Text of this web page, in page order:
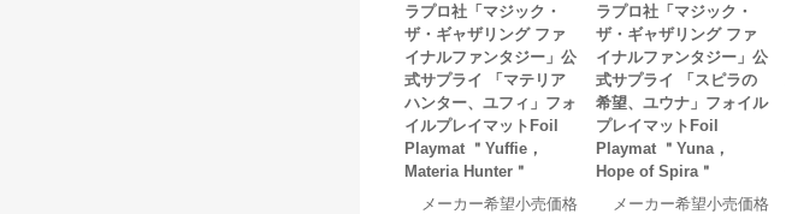
ラプロ社「マジック・
ザ・ギャザリング ファ
イナルファンタジー」公
式サプライ 「マテリア
ハンター、ユフィ」フォ
イルプレイマットFoil
Playmat ＂Yuffie，
Materia Hunter＂
メーカー希望小売価格
ラプロ社「マジック・
ザ・ギャザリング ファ
イナルファンタジー」公
式サプライ 「スピラの
希望、ユウナ」フォイル
プレイマットFoil
Playmat ＂Yuna，
Hope of Spira＂
メーカー希望小売価格